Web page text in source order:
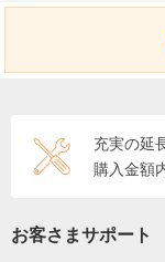
充実の延
購入金額
お客さまサポート